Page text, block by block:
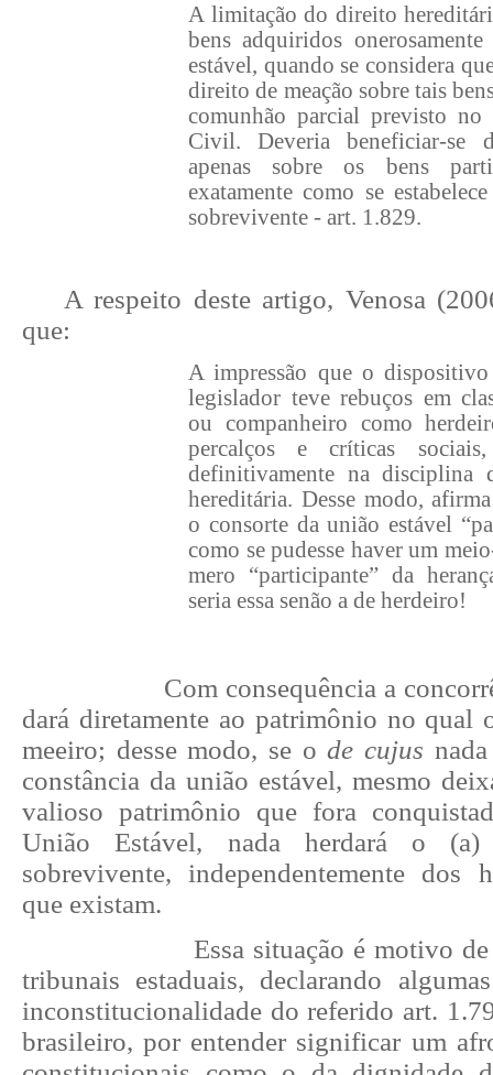
A limitação do direito
bens adquiridos
estável, quando se considera
direito de meação sobre tais
comunhão parcial previsto
Civil. Deveria beneficiar-se
apenas sobre os bens
exatamente como se
sobrevivente - art. 1.829.
A respeito deste artigo, Venosa
que:
A impressão que o
legislador teve rebuços em
ou companheiro como
percalços e críticas
definitivamente na disciplina
hereditária. Desse modo,
o consorte da união estável
como se pudesse haver um
mero “participante” da
seria essa senão a de herdeiro!
Com consequência a
dará diretamente ao patrimônio no qual
meeiro; desse modo, se ode cujus
constância da união estável, mesmo
valioso patrimônio que fora
União Estável, nada herdará o (a)
sobrevivente, independentemente dos
que existam.
Essa situação é motivo
tribunais estaduais, declarando
inconstitucionalidade do referido art.
brasileiro, por entender significar um